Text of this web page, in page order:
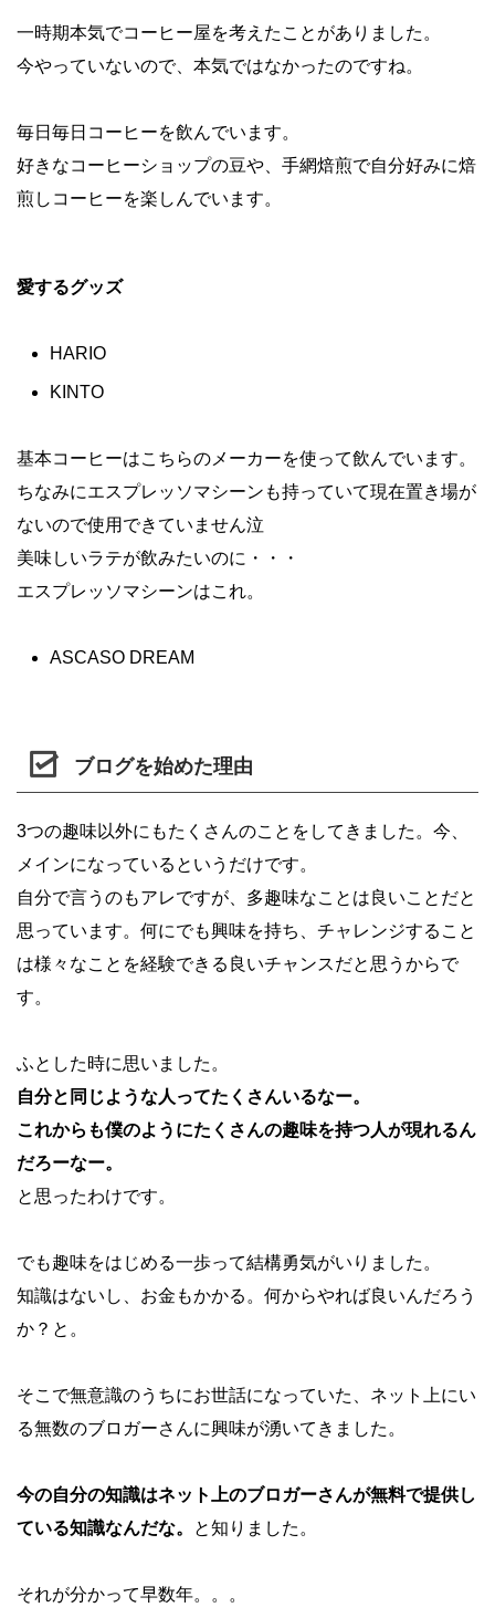
一時期本気でコーヒー屋を考えたことがありました。
今やっていないので、本気ではなかったのですね。
毎日毎日コーヒーを飲んでいます。
好きなコーヒーショップの豆や、手網焙煎で自分好みに焙
煎しコーヒーを楽しんでいます。
愛するグッズ
HARIO
KINTO
基本コーヒーはこちらのメーカーを使って飲んでいます。
ちなみにエスプレッソマシーンも持っていて現在置き場が
ないので使用できていません泣
美味しいラテが飲みたいのに・・・
エスプレッソマシーンはこれ。
ASCASO DREAM
ブログを始めた理由
3つの趣味以外にもたくさんのことをしてきました。今、
メインになっているというだけです。
自分で言うのもアレですが、多趣味なことは良いことだと
思っています。何にでも興味を持ち、チャレンジすること
は様々なことを経験できる良いチャンスだと思うからで
す。
ふとした時に思いました。
自分と同じような人ってたくさんいるなー。
これからも僕のようにたくさんの趣味を持つ人が現れるん
だろーなー。
と思ったわけです。
でも趣味をはじめる一歩って結構勇気がいりました。
知識はないし、お金もかかる。何からやれば良いんだろう
か？と。
そこで無意識のうちにお世話になっていた、ネット上にい
る無数のブロガーさんに興味が湧いてきました。
今の自分の知識はネット上のブロガーさんが無料で提供し
ている知識なんだな。
と知りました。
それが分かって早数年。。。